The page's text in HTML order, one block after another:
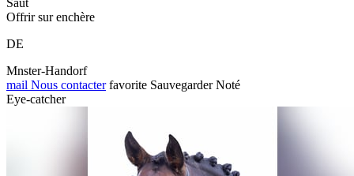
Offrir sur enchère
DE
Mnster-Handorf
mail Nous contacter favorite Sauvegarder Noté
Eye-catcher